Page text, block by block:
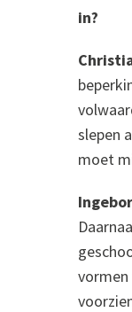
in?
slepen
moet